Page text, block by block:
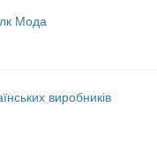
Мода
виробників